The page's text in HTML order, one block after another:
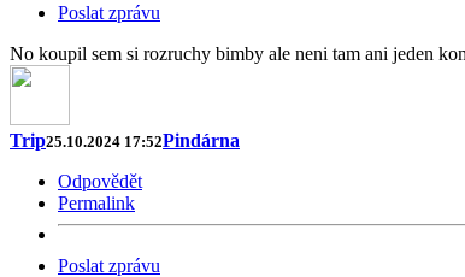
Poslat zprávu
No koupil sem si rozruchy bimby ale neni tam ani jeden
Trip25.10.2024 17:52Pindárna
Odpovědět
Permalink
Poslat zprávu